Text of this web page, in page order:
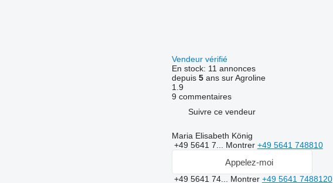
Vendeur vérifié
En stock: 11 annonces
depuis 5ans sur Agroline
1.9
9 commentaires
Suivre ce vendeur
Maria Elisabeth König
+49 5641 7... Montrer +49 5641 748810
Appelez-moi
+49 5641 74... Montrer +49 5641 7488120